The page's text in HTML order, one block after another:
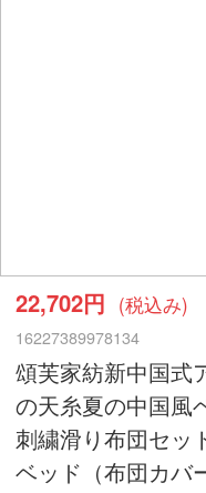
22,702円 (税込み)
16227389978134
頌芙家紡新中国式
の天糸夏の中国風
刺繍滑り布団セッ
ベッド（布団カバ